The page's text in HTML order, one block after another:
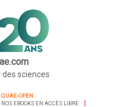
sciences
QUAE-OPEN
NOS EBOOKS EN ACCÈS LIBRE